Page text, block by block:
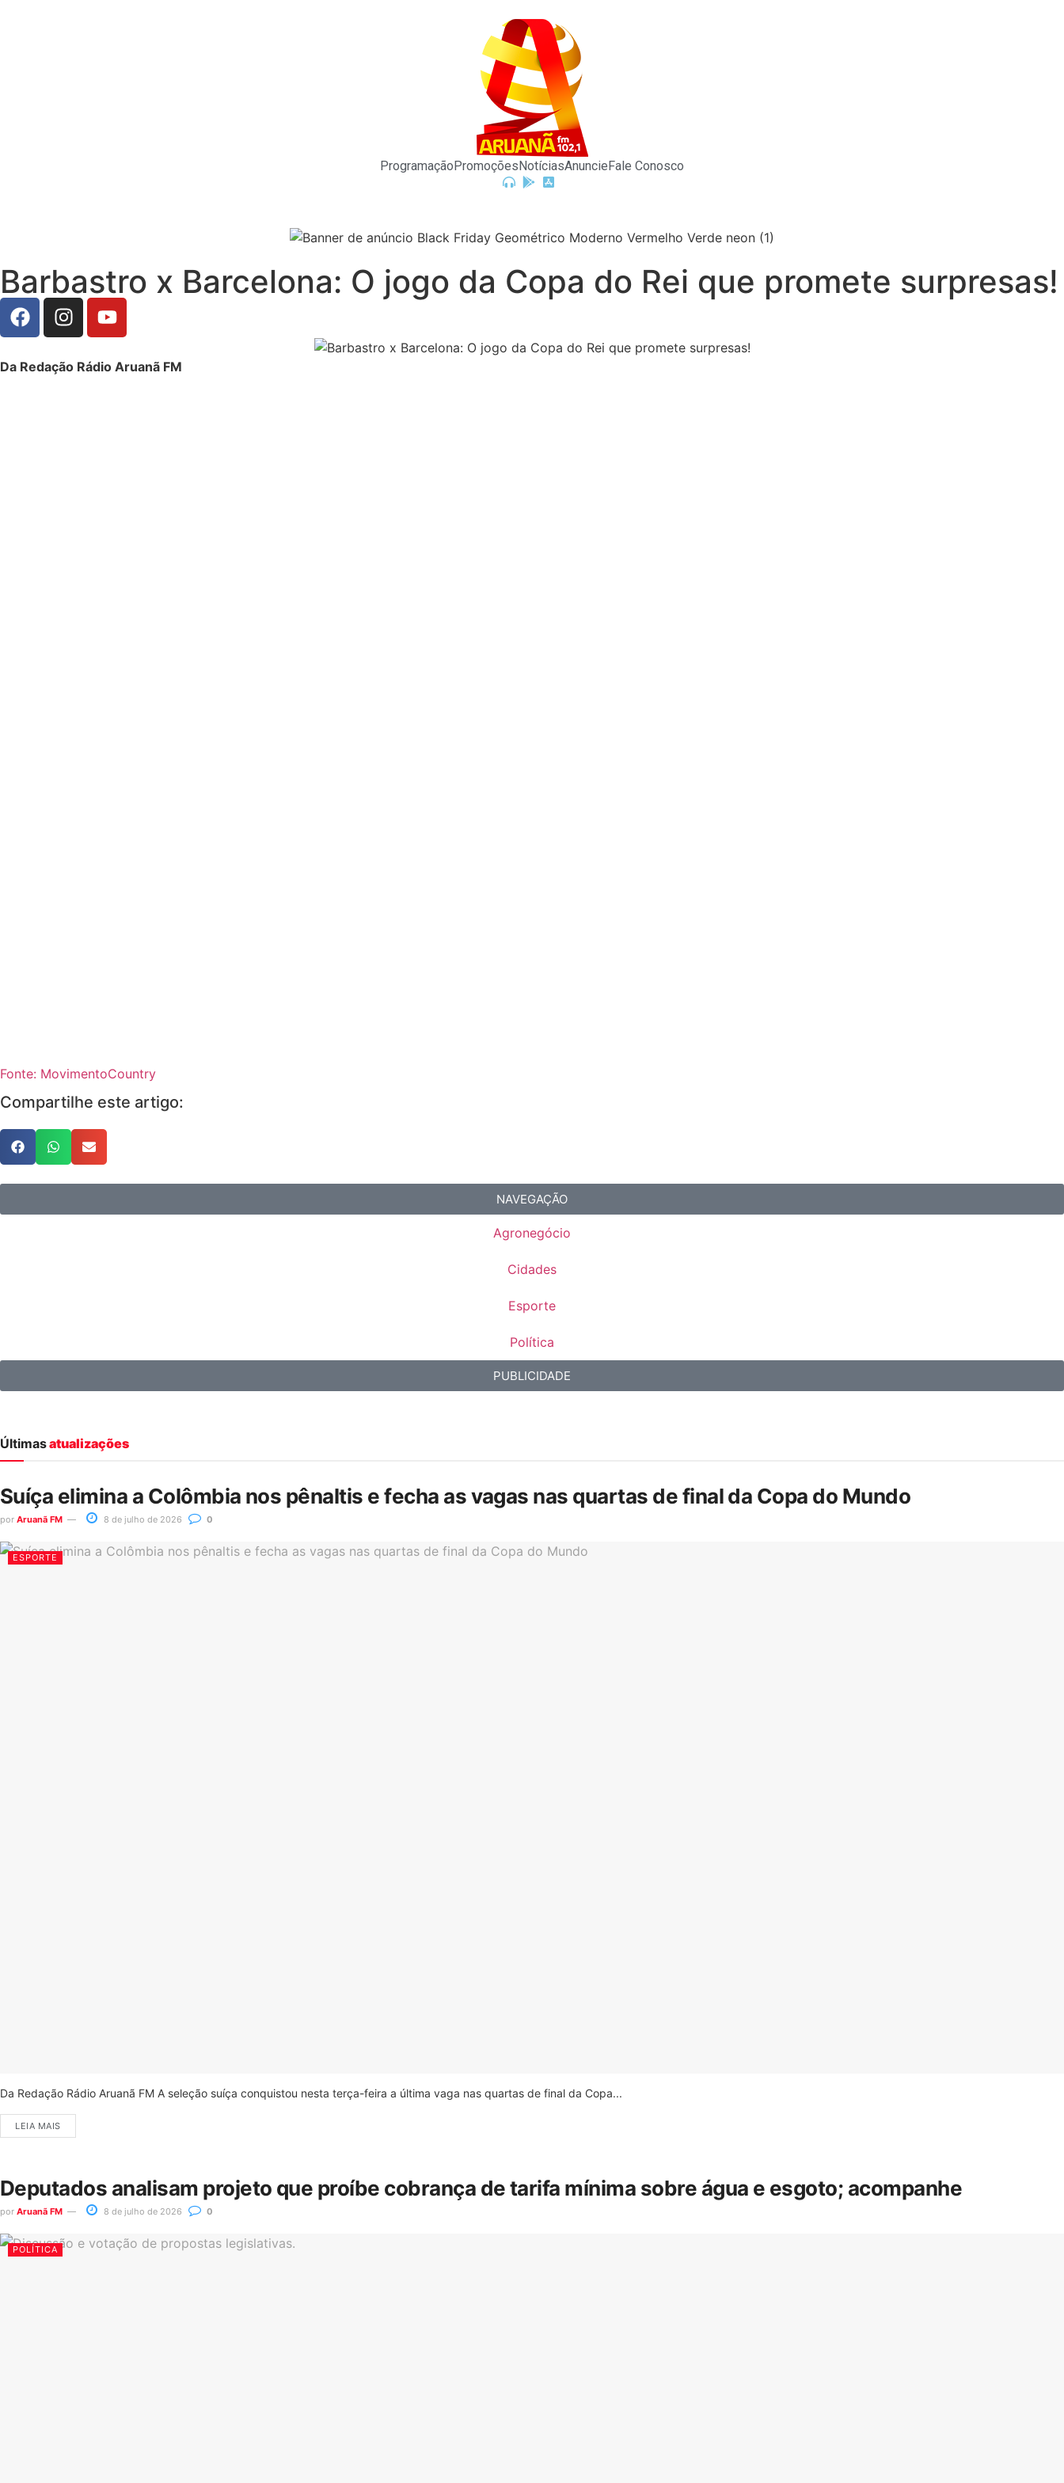
ProgramaçãoPromoçõesNotíciasAnuncieFale Conosco
Barbastro x Barcelona: O jogo da Copa do Rei que promete surpresas!
Da Redação Rádio Aruanã FM
Fonte: MovimentoCountry
Compartilhe este artigo:
NAVEGAÇÃO
Agronegócio
Cidades
Esporte
Política
PUBLICIDADE
Últimasatualizações
Suíça elimina a Colômbia nos pênaltis e fecha as vagas nas quartas de final da Copa do Mundo
por Aruanã FM 8 de julho de 2026 0
ESPORTE
Da Redação Rádio Aruanã FM A seleção suíça conquistou nesta terça-feira a última vaga nas quartas de final da Copa...
LEIA MAIS
Deputados analisam projeto que proíbe cobrança de tarifa mínima sobre água e esgoto; acompanhe
por Aruanã FM 8 de julho de 2026 0
POLÍTICA